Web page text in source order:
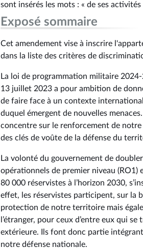
sont insérés les mots : « de ses
Exposé sommaire
Cet amendement vise à inscrire
dans la liste des critères de
La loi de programmation militaire
13 juillet 2023 a pour ambition de
de faire face à un contexte
duquel émergent de nouvelles
concentre sur le renforcement de notre
des clés de voûte de la défense du
La volonté du gouvernement de
opérationnels de premier niveau (RO1)
80 000 réservistes à l’horizon 2030,
effet, les réservistes participent, sur la
protection de notre territoire mais
l’étranger, pour ceux d’entre eux qui
extérieure. Ils font donc partie
notre défense nationale.